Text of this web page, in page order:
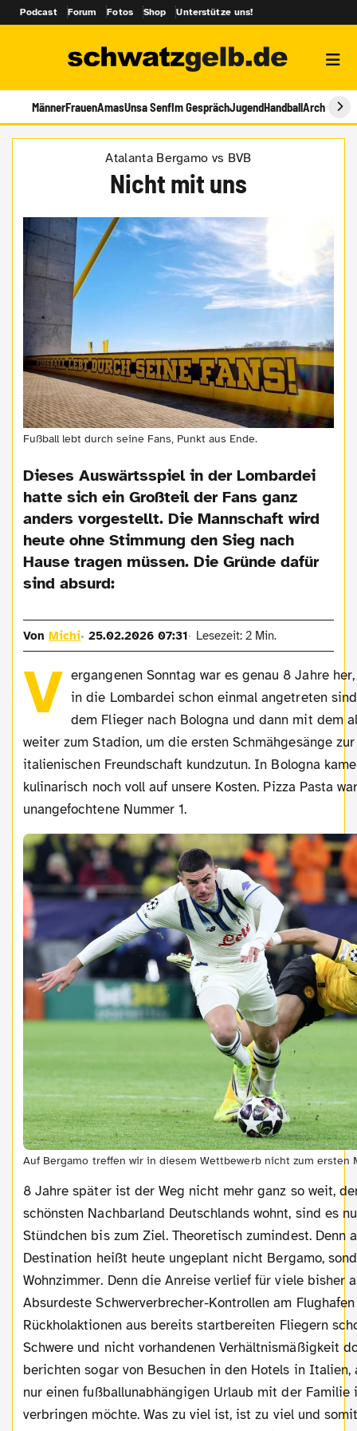
Podcast Forum Fotos Shop Unterstütze uns!
MännerFrauenAmasUnsa SenfIm GesprächJugendHandballArchiv
Atalanta Bergamo vs BVB
Nicht mit uns
Fußball lebt durch seine Fans, Punkt aus Ende.
Dieses Auswärtsspiel in der Lombardei
hatte sich ein Großteil der Fans ganz
anders vorgestellt. Die Mannschaft wird
heute ohne Stimmung den Sieg nach
Hause tragen müssen. Die Gründe dafür
sind absurd:
VonMichi 25.02.2026 07:31 Lesezeit: 2 Min.
V ergangenen Sonntag war es genau 8 Jahre
in die Lombardei schon einmal angetreten
dem Flieger nach Bologna und dann mit dem
weiter zum Stadion, um die ersten Schmähgesänge
italienischen Freundschaft kundzutun. In Bologna
kulinarisch noch voll auf unsere Kosten. Pizza Pasta
unangefochtene Nummer 1.
Auf Bergamo treffen wir in diesem Wettbewerb nicht zum ersten
8 Jahre später ist der Weg nicht mehr ganz so weit, denn wenn man im
schönsten Nachbarland Deutschlands wohnt, sind es
Stündchen bis zum Ziel. Theoretisch zumindest. Denn
Destination heißt heute ungeplant nicht Bergamo,
Wohnzimmer. Denn die Anreise verlief für viele bisher
Absurdeste Schwerverbrecher-Kontrollen am
Rückholaktionen aus bereits startbereiten Fliegern
Schwere und nicht vorhandenen Verhältnismäßigkeit
berichten sogar von Besuchen in den Hotels in Italien,
nur einen fußballunabhängigen Urlaub mit der Familie
verbringen möchte. Was zu viel ist, ist zu viel und